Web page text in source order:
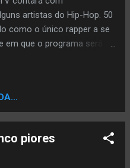
artistas do Hip-Hop. 50
como o único rapper a se
em que o programa será
pela atração, que existe
que exibe os mais
ajudou a atrair a
lançado. Eminem e
piores